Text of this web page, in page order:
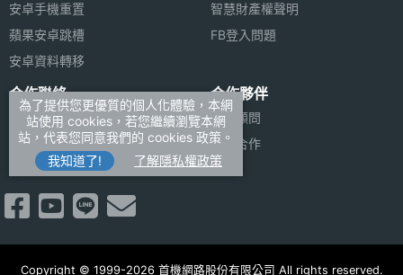
安卓手機重置
蘋果安卓跳槽
安卓資料轉移
智慧財產權聲明
FB登入問題
合作聯絡
廣告刊登
加入商店報價
新聞聯絡
合作夥伴
法律顧問
媒體合作
Copyright © 1999-2026 首機網路股份有限公司 All rights reserved.
為了提供您更優質的個人化體驗，本網
站使用 cookies，若您繼續瀏覽本網
站，代表您同意我們的 cookies 政策。
我知道了!
了解隱私權政策